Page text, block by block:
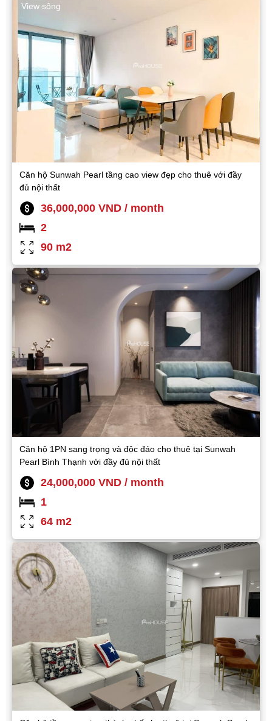
View sông
Căn hộ Sunwah Pearl tầng cao view đẹp cho thuê với đầy
đủ nội thất
36,000,000 VND / month
2
90 m2
Căn hộ 1PN sang trọng và độc đáo cho thuê tại Sunwah
Pearl Bình Thạnh với đầy đủ nội thất
24,000,000 VND / month
1
64 m2